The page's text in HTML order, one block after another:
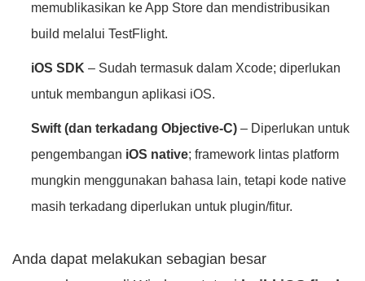
memublikasikan ke App Store dan mendistribusikan
build melalui TestFlight.
iOS SDK – Sudah termasuk dalam Xcode; diperlukan
untuk membangun aplikasi iOS.
Swift (dan terkadang Objective-C) – Diperlukan untuk
pengembangan iOS native; framework lintas platform
mungkin menggunakan bahasa lain, tetapi kode native
masih terkadang diperlukan untuk plugin/fitur.
Anda dapat melakukan sebagian besar